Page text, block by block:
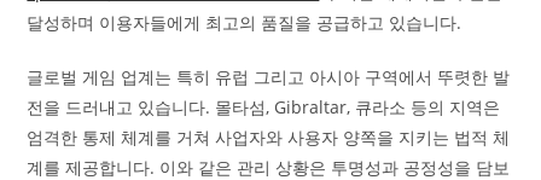
달성하며 이용자들에게 최고의 품질을 공급하고 있습니다.
글로벌 게임 업계는 특히 유럽 그리고 아시아 구역에서 뚜렷한 발
전을 드러내고 있습니다. 몰타섬, Gibraltar, 큐라소 등의 지역은
엄격한 통제 체계를 거쳐 사업자와 사용자 양쪽을 지키는 법적 체
계를 제공합니다. 이와 같은 관리 상황은 투명성과 공정성을 담보